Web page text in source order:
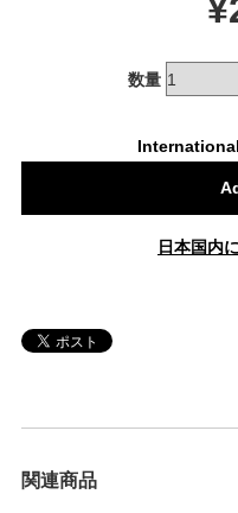
数量
日本国内
関連商品